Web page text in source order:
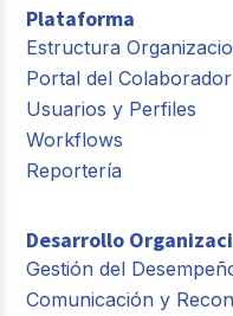
Plataforma
Estructura
Portal del Colaborador
Usuarios y Perfiles
Workflows
Reportería
Desarrollo
Gestión del
Comunicación y